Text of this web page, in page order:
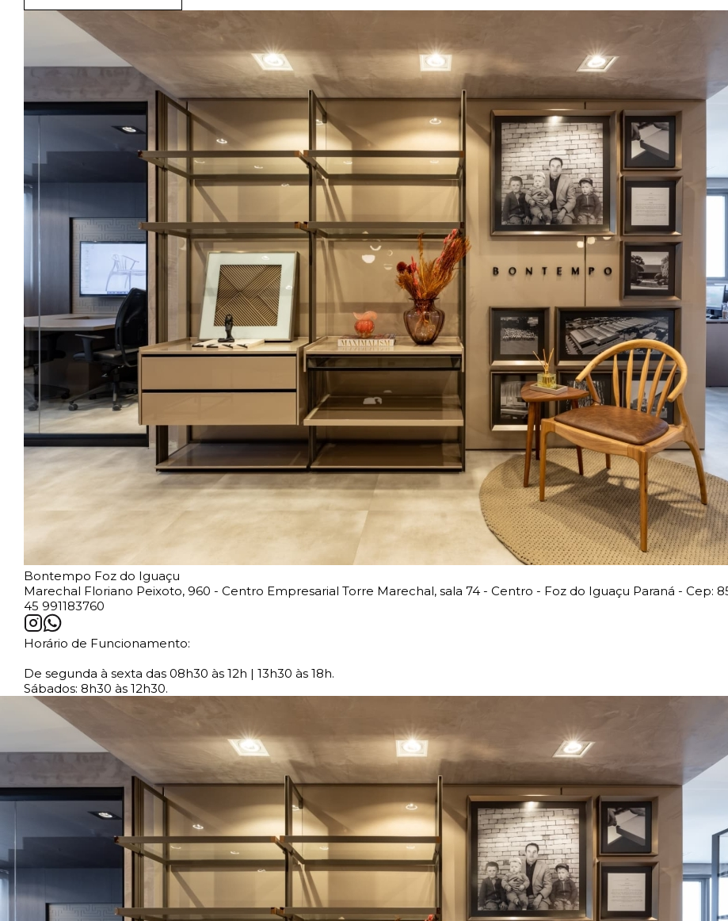
Bontempo Foz do Iguaçu
Marechal Floriano Peixoto, 960 - Centro Empresarial Torre Marechal, sala 74 - Centro - Foz do Iguaçu Paraná - Cep:
45 991183760
Horário de Funcionamento:
De segunda à sexta das 08h30 às 12h | 13h30 às 18h.
Sábados: 8h30 às 12h30.